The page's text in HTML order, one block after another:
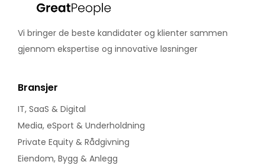
Vi bringer de beste kandidater og klienter sammen
gjennom ekspertise og innovative løsninger
Bransjer
IT, SaaS & Digital
Media, eSport & Underholdning
Private Equity & Rådgivning
Eiendom, Bygg & Anlegg